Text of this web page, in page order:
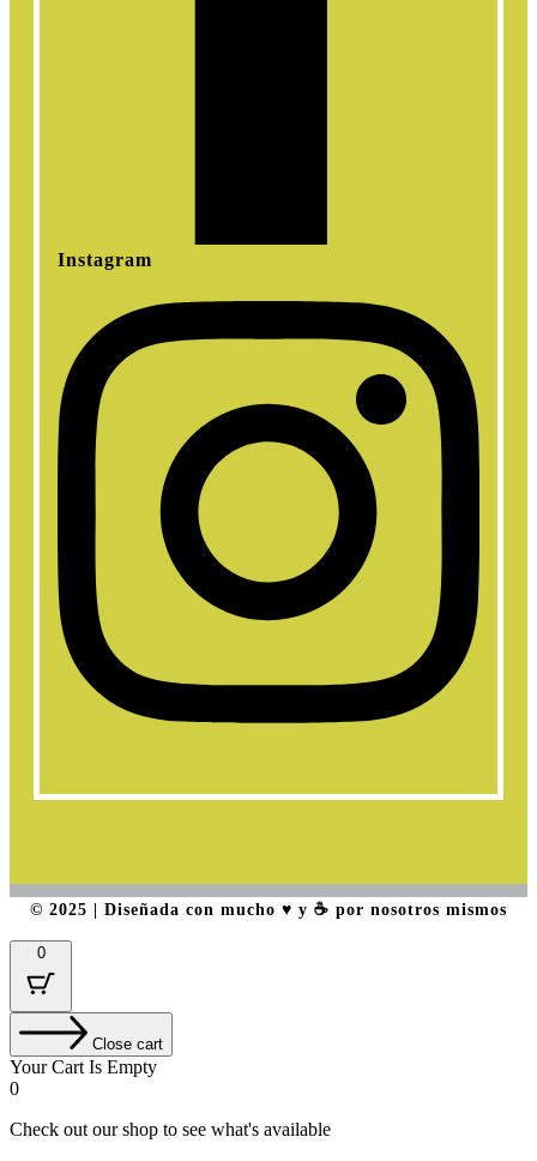
Instagram
© 2025 | Diseñada con mucho ♥️ y ☕ por nosotros mismos
0
Close cart
Your Cart Is Empty
0
Check out our shop to see what's available